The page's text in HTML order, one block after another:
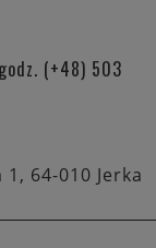
(+48) 503
64-010 Jerka